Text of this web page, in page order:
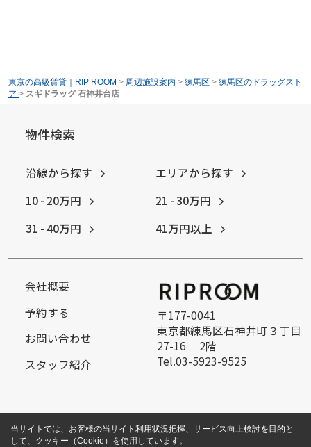
東京の高級賃貸｜RIP ROOM > 周辺施設案内 > 練馬区 > 練馬区のドラッグスト
ア > スギドラッグ 石神井台店
物件検索
沿線から探す
エリアから探す
10 - 20万円
21 - 30万円
31 - 40万円
41万円以上
会社概要
予約する
お問い合わせ
スタッフ紹介
〒177-0041
東京都練馬区石神井町３丁目
27-16 2階
Tel.03-5923-9525
当サイトでは、お客様の当サイト利用状況把握、サービス向上検討を目的と
して、クッキー（Cookie）を使用しています。